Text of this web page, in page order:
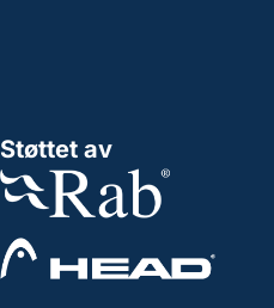
Støttet av